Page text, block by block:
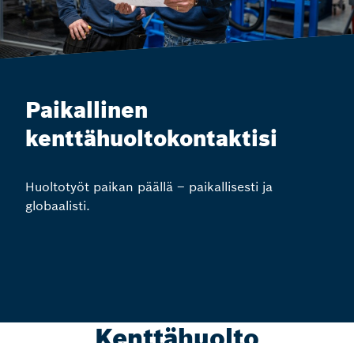
Paikallinen
kenttähuoltokontaktisi
Huoltotyöt paikan päällä – paikallisesti ja
globaalisti.